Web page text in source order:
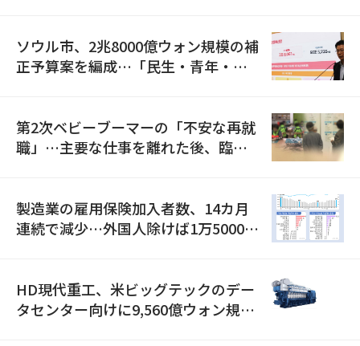
ソウル市、2兆8000億ウォン規模の補
正予算案を編成…「民生・青年・安
第2次ベビーブーマーの「不安な再就
職」…主要な仕事を離れた後、臨時
製造業の雇用保険加入者数、14カ月
連続で減少…外国人除けば1万5000人
HD現代重工、米ビッグテックのデー
タセンター向けに9,560億ウォン規模